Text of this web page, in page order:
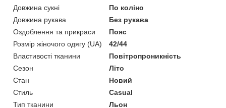
Довжина сукні
По коліно
Довжина рукава
Без рукава
Оздоблення та прикраси
Пояс
Розмір жіночого одягу (UA)
42/44
Властивості тканини
Повітропроникність
Сезон
Літо
Стан
Новий
Стиль
Casual
Тип тканини
Льон